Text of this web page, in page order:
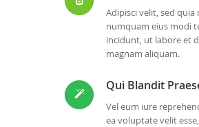
Adipisci velit, sed quia
numquam eius modi
incidunt, ut labore et
magnam aliquam.
Qui Blandit
Vel eum iure
ea voluptate velit